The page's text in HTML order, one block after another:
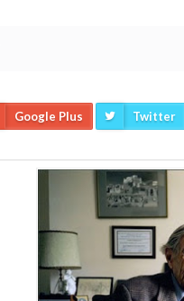
Google Plus Twitter